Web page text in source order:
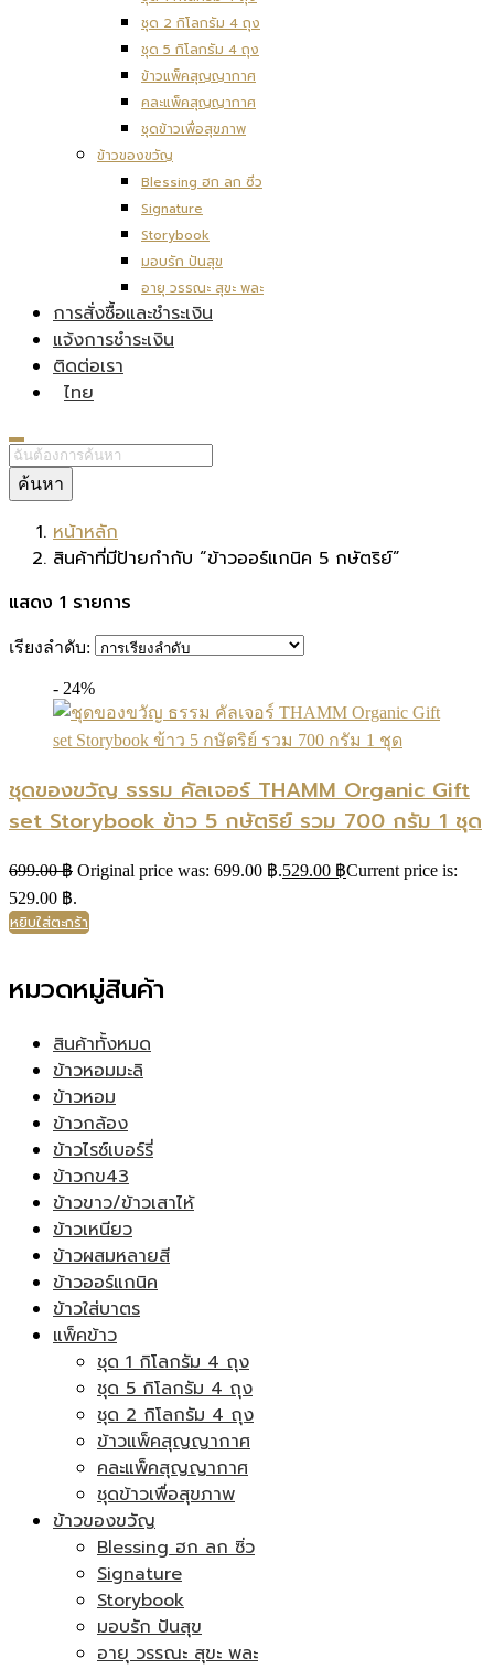
ชุด 2 กิโลกรัม 4 ถุง
ชุด 5 กิโลกรัม 4 ถุง
ข้าวแพ็คสุญญากาศ
คละแพ็คสุญญากาศ
ชุดข้าวเพื่อสุขภาพ
ข้าวของขวัญ
Blessing ฮก ลก ซิ่ว
Signature
Storybook
มอบรัก ปันสุข
อายุ วรรณะ สุขะ พละ
การสั่งซื้อและชำระเงิน
แจ้งการชำระเงิน
ติดต่อเรา
ไทย
ค้นหา
หน้าหลัก
สินค้าที่มีป้ายกำกับ “ข้าวออร์แกนิค 5 กษัตริย์”
แสดง 1 รายการ
เรียงลำดับ:
- 24%
ชุดของขวัญ ธรรม คัลเจอร์ THAMM Organic Gift
set Storybook ข้าว 5 กษัตริย์ รวม 700 กรัม 1 ชุด
699.00฿ Original price was: 699.00 ฿.529.00 ฿Current price is:
529.00 ฿.
หยิบใส่ตะกร้า
หมวดหมู่สินค้า
สินค้าทั้งหมด
ข้าวหอมมะลิ
ข้าวหอม
ข้าวกล้อง
ข้าวไรซ์เบอร์รี่
ข้าวกข43
ข้าวขาว/ข้าวเสาไห้
ข้าวเหนียว
ข้าวผสมหลายสี
ข้าวออร์แกนิค
ข้าวใส่บาตร
แพ็คข้าว
ชุด 1 กิโลกรัม 4 ถุง
ชุด 5 กิโลกรัม 4 ถุง
ชุด 2 กิโลกรัม 4 ถุง
ข้าวแพ็คสุญญากาศ
คละแพ็คสุญญากาศ
ชุดข้าวเพื่อสุขภาพ
ข้าวของขวัญ
Blessing ฮก ลก ซิ่ว
Signature
Storybook
มอบรัก ปันสุข
อายุ วรรณะ สุขะ พละ